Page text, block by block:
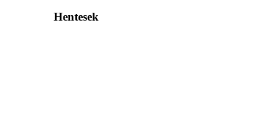
Hentesek